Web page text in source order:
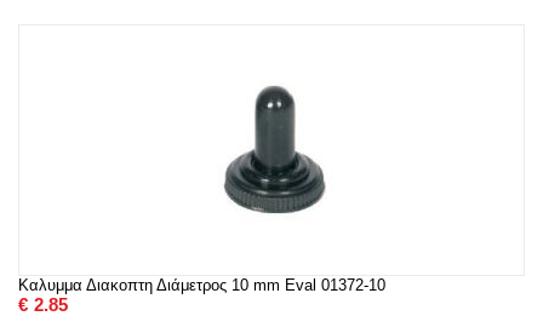
Καλυμμα Διακοπτη Διάμετρος 10 mm Eval 01372-10
€ 2.85